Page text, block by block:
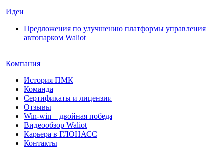
Идеи
Предложения по улучшению платформы управления
автопарком Waliot
Компания
История ПМК
Команда
Сертификаты и лицензии
Отзывы
Win-win – двойная победа
Видеообзор Waliot
Карьера в ГЛОНАСС
Контакты